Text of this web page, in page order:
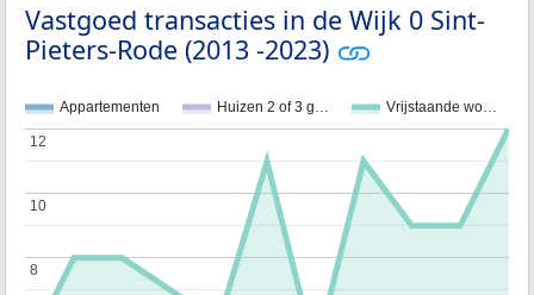
Vastgoed transacties in de Wijk 0 Sint-
Pieters-Rode (2013 -2023)
Appartementen Huizen 2 of 3 g… Vrijstaande wo…
8
8
10
10
12
12